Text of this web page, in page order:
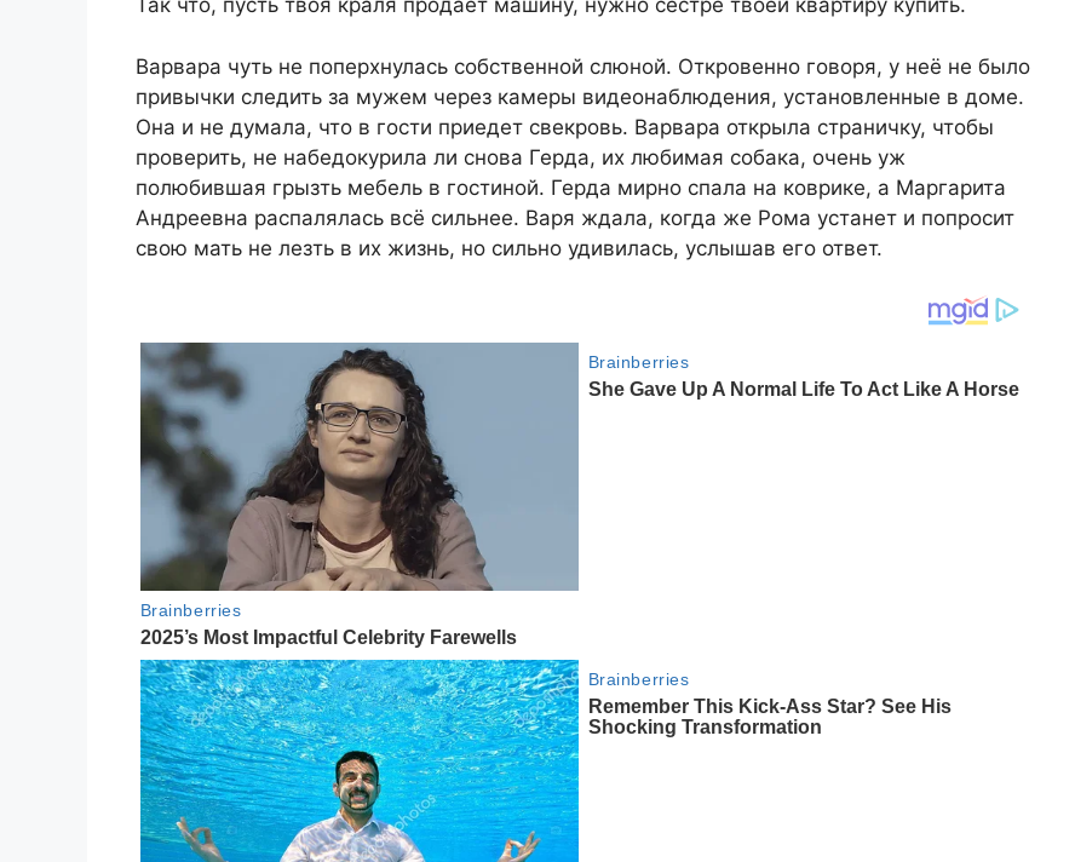
Так что, пусть твоя краля продаёт машину, нужно сестре твоей квартиру купить.
Варвара чуть не поперхнулась собственной слюной. Откровенно говоря, у неё не было
привычки следить за мужем через камеры видеонаблюдения, установленные в доме.
Она и не думала, что в гости приедет свекровь. Варвара открыла страничку, чтобы
проверить, не набедокурила ли снова Герда, их любимая собака, очень уж
полюбившая грызть мебель в гостиной. Герда мирно спала на коврике, а Маргарита
Андреевна распалялась всё сильнее. Варя ждала, когда же Рома устанет и попросит
свою мать не лезть в их жизнь, но сильно удивилась, услышав его ответ.